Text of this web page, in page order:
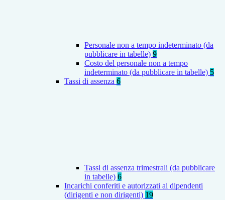
Personale non a tempo indeterminato (da
pubblicare in tabelle) 9
Costo del personale non a tempo
indeterminato (da pubblicare in tabelle) 5
Tassi di assenza 6
Tassi di assenza trimestrali (da pubblicare
in tabelle) 6
Incarichi conferiti e autorizzati ai dipendenti
(dirigenti e non dirigenti) 19